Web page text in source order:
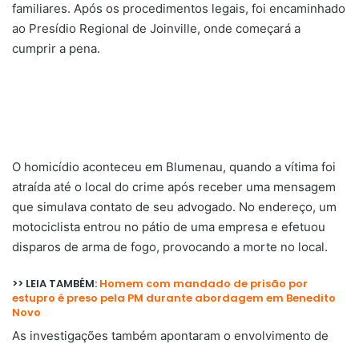
familiares. Após os procedimentos legais, foi encaminhado
ao Presídio Regional de Joinville, onde começará a
cumprir a pena.
O homicídio aconteceu em Blumenau, quando a vítima foi
atraída até o local do crime após receber uma mensagem
que simulava contato de seu advogado. No endereço, um
motociclista entrou no pátio de uma empresa e efetuou
disparos de arma de fogo, provocando a morte no local.
>> LEIA TAMBÉM: Homem com mandado de prisão por
estupro é preso pela PM durante abordagem em Benedito
Novo
As investigações também apontaram o envolvimento de